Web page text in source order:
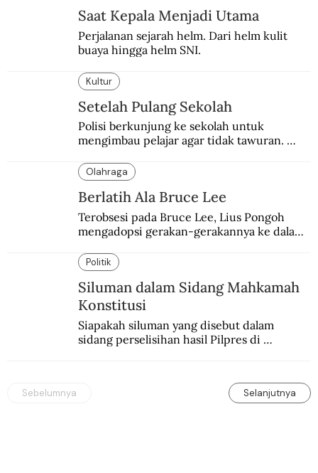
Saat Kepala Menjadi Utama
Perjalanan sejarah helm. Dari helm kulit
buaya hingga helm SNI.
Kultur
Setelah Pulang Sekolah
Polisi berkunjung ke sekolah untuk
mengimbau pelajar agar tidak tawuran.
sendiri.
Olahraga
Berlatih Ala Bruce Lee
Terobsesi pada Bruce Lee, Lius Pongoh
mengadopsi gerakan-gerakannya ke dalam
Politik
Siluman dalam Sidang Mahkamah
Konstitusi
Siapakah siluman yang disebut dalam
sidang perselisihan hasil Pilpres di
Sebelumnya Selanjutnya